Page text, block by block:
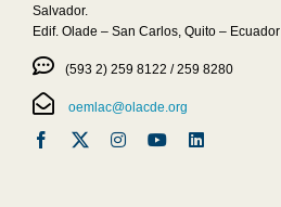
Salvador.
Edif. Olade – San Carlos, Quito – Ecuador
(593 2) 259 8122 / 259 8280
oemlac@olacde.org